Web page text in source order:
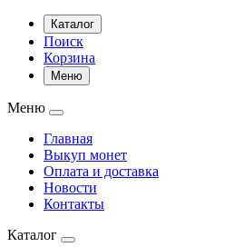
Каталог
Поиск
Корзина
Меню
Меню
Главная
Выкуп монет
Оплата и доставка
Новости
Контакты
Каталог